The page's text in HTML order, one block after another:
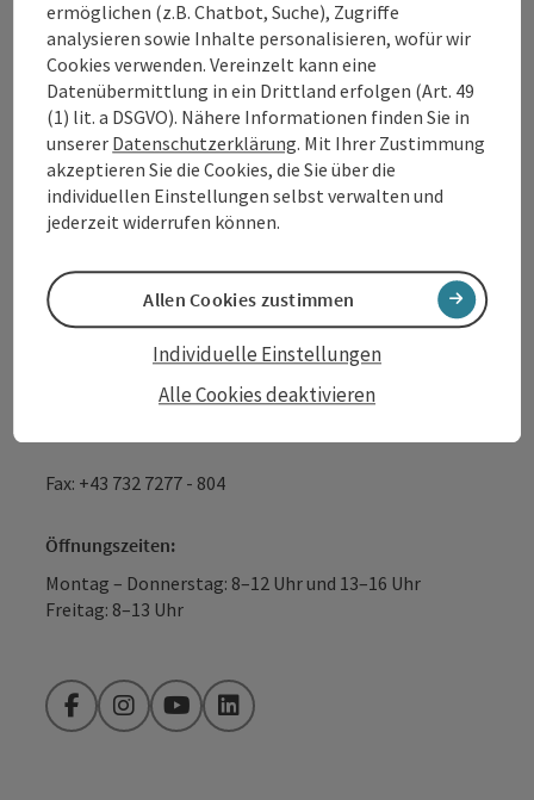
Tourismusverband Donauregion
Oberösterreich
WGD Donau Oberösterreich Tourismus
GmbH
Lindengasse 9
+43 732 7277 - 888
info@donauregion.at
Fax: +43 732 7277 - 804
Öffnungszeiten:
Montag – Donnerstag: 8–12 Uhr und 13–16 Uhr
Freitag: 8–13 Uhr
FacebookInstagramYouTubeLinkedIn
ermöglichen (z.B. Chatbot, Suche), Zugriffe
analysieren sowie Inhalte personalisieren, wofür wir
Cookies verwenden. Vereinzelt kann eine
Datenübermittlung in ein Drittland erfolgen (Art. 49
(1) lit. a DSGVO). Nähere Informationen finden Sie in
unserer Datenschutzerklärung. Mit Ihrer Zustimmung
akzeptieren Sie die Cookies, die Sie über die
individuellen Einstellungen selbst verwalten und
jederzeit widerrufen können.
Alle Cookies deaktivieren
Individuelle Einstellungen
Allen Cookies zustimmen